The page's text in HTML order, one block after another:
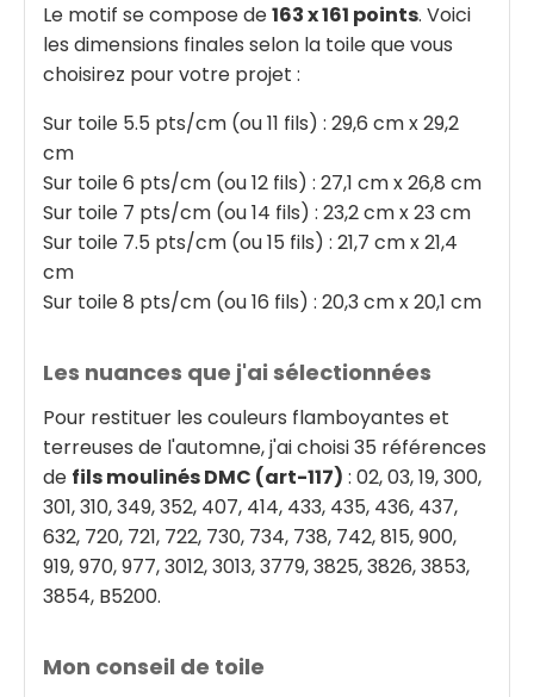
Le motif se compose de163 x 161 points. Voici
les dimensions finales selon la toile que vous
choisirez pour votre projet :
Sur toile 5.5 pts/cm (ou 11 fils) : 29,6 cm x 29,2
cm
Sur toile 6 pts/cm (ou 12 fils) : 27,1 cm x 26,8 cm
Sur toile 7 pts/cm (ou 14 fils) : 23,2 cm x 23 cm
Sur toile 7.5 pts/cm (ou 15 fils) : 21,7 cm x 21,4
cm
Sur toile 8 pts/cm (ou 16 fils) : 20,3 cm x 20,1 cm
Les nuances que j'ai sélectionnées
Pour restituer les couleurs flamboyantes et
terreuses de l'automne, j'ai choisi 35 références
de fils moulinés DMC (art-117) : 02, 03, 19, 300,
301, 310, 349, 352, 407, 414, 433, 435, 436, 437,
632, 720, 721, 722, 730, 734, 738, 742, 815, 900,
919, 970, 977, 3012, 3013, 3779, 3825, 3826, 3853,
3854, B5200.
Mon conseil de toile